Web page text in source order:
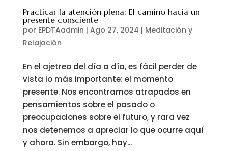
Practicar la atención plena: El camino hacia un
presente consciente
por EPDTAadmin | Ago 27, 2024 | Meditación y
Relajación
En el ajetreo del día a día, es fácil perder de
vista lo más importante: el momento
presente. Nos encontramos atrapados en
pensamientos sobre el pasado o
preocupaciones sobre el futuro, y rara vez
nos detenemos a apreciar lo que ocurre aquí
y ahora. Sin embargo, hay...